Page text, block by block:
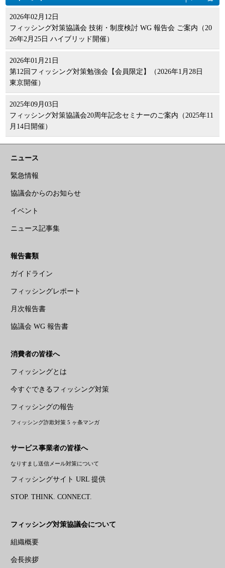
2026年02月12日
フィッシング対策協議会 技術・制度検討 WG 報告会 ご案内（20
26年2月25日 ハイブリッド開催）
2026年01月21日
第12回フィッシング対策勉強会【会員限定】（2026年1月28日
東京開催）
2025年09月03日
フィッシング対策協議会20周年記念セミナーのご案内（2025年11
月14日開催）
ニュース
緊急情報
協議会からのお知らせ
イベント
ニュース記事集
報告書類
ガイドライン
フィッシングレポート
月次報告書
協議会 WG 報告書
消費者の皆様へ
フィッシングとは
今すぐできるフィッシング対策
フィッシングの報告
フィッシング詐欺対策 5 ヶ条マンガ
サービス事業者の皆様へ
なりすまし送信メール対策について
フィッシングサイト URL 提供
STOP. THINK. CONNECT.
フィッシング対策協議会について
組織概要
会長挨拶